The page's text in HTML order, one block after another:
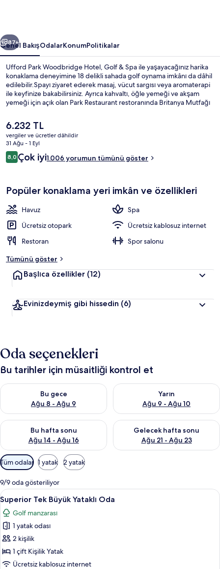
fotoğraf
galerisi
Sonraki
87+
Genel BakışOdalarKonumPolitikalar
Ufford Park Woodbridge Hotel, Golf & Spa ile yaşayacağınız harika
konaklama deneyimine 18 delikli sahada golf oynama imkânı da dâhil
edilebilir.Spayı ziyaret ederek masaj, vücut sargısı veya aromaterapi
ile keyfinize bakabilirsiniz. Ayrıca kahvaltı, öğle yemeği ve akşam
yemeği için açık olan Park Restaurant restoranında Britanya Mutfağı
diğer öne çıkan özellikler arasındadır. Misafirler yardıma hazır
personel ve konum ile ilgili harika yorumlarda bulunuyor.
Şu
anki
fiyat
6.232 TL
6.232 TL
vergiler ve ücretler dâhildir
31 Ağu - 1 Eyl
Yorumlar
8,08,0/10
Çok iyi1.006 yorumun tümünü göster
Popüler konaklama yeri imkân ve özellikleri
Havuz
Spa
Ücretsiz otopark
Ücretsiz kablosuz internet
Restoran
Spor salonu
Tümünü göster
Başlıca özellikler (12)
Evinizdeymiş gibi hissedin (6)
Oda seçenekleri
Bu tarihler için müsaitliği kontrol et
Bu gece
Ağu 8 - Ağu 9
Bu gece için müsaitliği kontrol et Ağu 8 - Ağu 9
Yarın
Ağu 9 - Ağu 10
Yarın için müsaitliği kontrol
Bu hafta sonu
Ağu 14 - Ağu 16
Bu hafta sonu için müsaitliği kontrol et Ağu 14 - Ağu 16
Gelecek hafta sonu
Ağu 21 - Ağu 23
Önümüzdeki hafta sonu için
Odalar
için
mevcut
filtreler
Tüm odalar 1 yatak 2 yatak
9/9 oda gösteriliyor
Superior
Tek
Büyük
Yataklı
Oda
için
tüm
Duş/küvet kombinasyonu, saç
4
Superior Tek Büyük Yataklı Oda
Golf manzarası
1 yatak odası
2 kişilik
1 çift Kişilik Yatak
Ücretsiz kablosuz internet